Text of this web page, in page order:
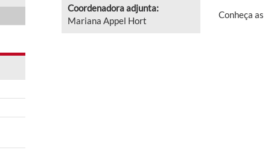
Coordenadora adjunta:
Mariana Appel Hort
Conheça as